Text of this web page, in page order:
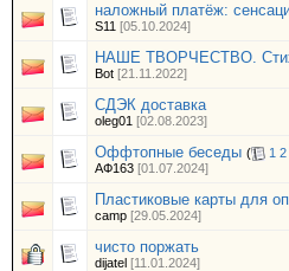
наложный платёж:
S11 [05.10.2024]
НАШЕ ТВОРЧЕСТВО.
Bot [21.11.2022]
СДЭК доставка
oleg01 [02.08.2023]
Оффтопные беседы ( 1 2
АФ163 [01.07.2024]
Пластиковые карты для
camp [29.05.2024]
чисто поржать
dijatel [11.01.2024]